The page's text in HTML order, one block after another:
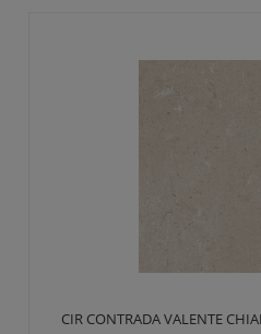
CIR CONTRADA VALENTE